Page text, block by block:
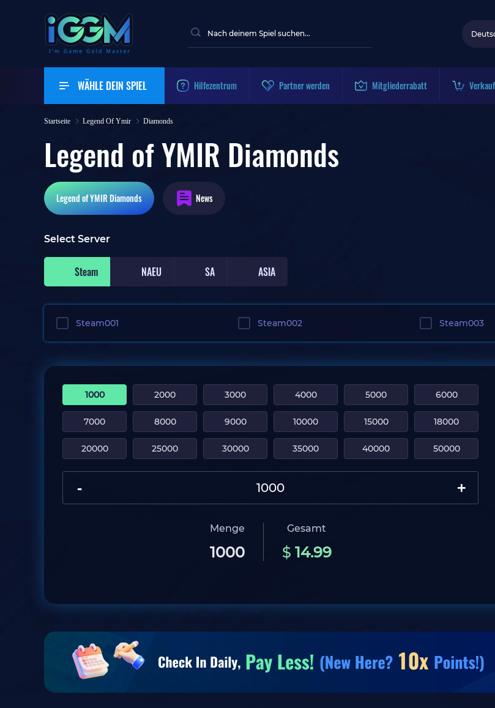
WÄHLE DEIN SPIEL Hilfezentrum Partner werden Mitgliederrabatt
Startseite Legend Of Ymir Diamonds
Legend of YMIR Diamonds
Legend of YMIRDiamonds News
Select Server
Steam NAEU SA ASIA
Steam001 Steam002 Steam003
1000 2000 3000 4000 5000 6000
7000 8000 9000 10000 15000 18000
20000 25000 30000 35000 40000 50000
- +
Menge
1000
Gesamt
$ 14.99